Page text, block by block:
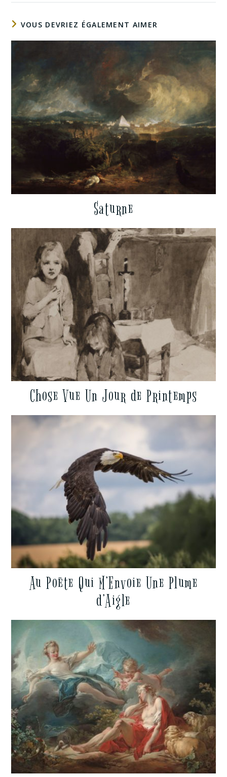
VOUS DEVRIEZ ÉGALEMENT AIMER
Saturne
Chose Vue Un Jour de Printemps
Au Poëte Qui M’Envoie Une Plume
d’Aigle